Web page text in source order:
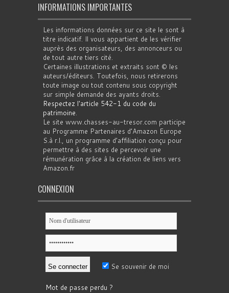
INFORMATIONS IMPORTANTES
Les informations données sur ce site le sont à
titre indicatif. Il vous appartient de les vérifier
auprès des organisateurs, des annonceurs ou
de tout autre tiers cité.
Certaines illustrations et extraits sont © les
auteurs/éditeurs. Toutefois, nous retirerons
toute image ou tout contenu sous copyright
sur simple demande des ayants droits.
Respectez l'article 542-1 du code du
patrimoine.
Le site www.chasses-au-tresor.com participe
au Programme Partenaires d’Amazon Europe
S.à r.l., un programme d’affiliation conçu pour
permettre à des sites de percevoir une
rémunération grâce à la création de liens vers
Amazon.fr
CONNEXION
Se souvenir de moi
Mot de passe perdu ?